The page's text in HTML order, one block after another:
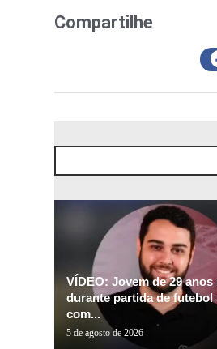
Compartilhe
VÍDEO: Jovem de 29 anos
durante partida de futebol
com...
5 de agosto de 2026